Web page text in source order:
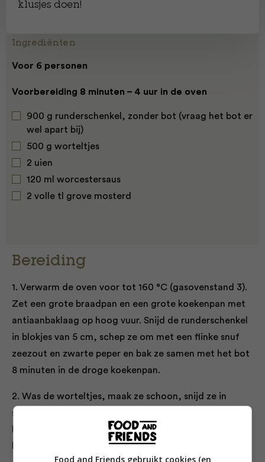
klusjes doen!
Ingrediënten
Voor 6 personen
Voorbereiding 8 minuten – 4 uur in de oven
900 g runderschenkel, zonder bot (vraag het bot er
wel apart bij)
500 g worteltjes
2 uien
120 ml worcestersaus
2 volle tl grove mosterd
Bereiding
1. Verwarm de oven voor tot 160 °C (gasovenstand 3).
Zet een grote braadpan en een grote koekenpan met
antiaanbaklaag op hoog vuur. Snijd de runderschenkel
in blokjes van 5 cm, schep ze om met een flinke snuf
zeezout en zwarte peper en bak ze samen met het bot
8 minuten in de droge koekenpan.
2. Was de worteltjes, maak ze schoon, snijd ze in
stukjes van 5 cm en doe ze met 1 eetlepel olijfolie in de
braadpan. Pel de uien, snijd ze in kwarten, trek de
laagjes los en strooi ze al roerend bij de worteltjes in
Food and Friends gebruikt cookies (en